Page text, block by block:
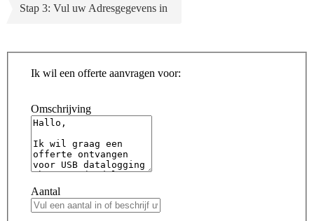
Stap 3: Vul uw Adresgegevens in
Ik wil een offerte aanvragen voor:
Omschrijving
Aantal